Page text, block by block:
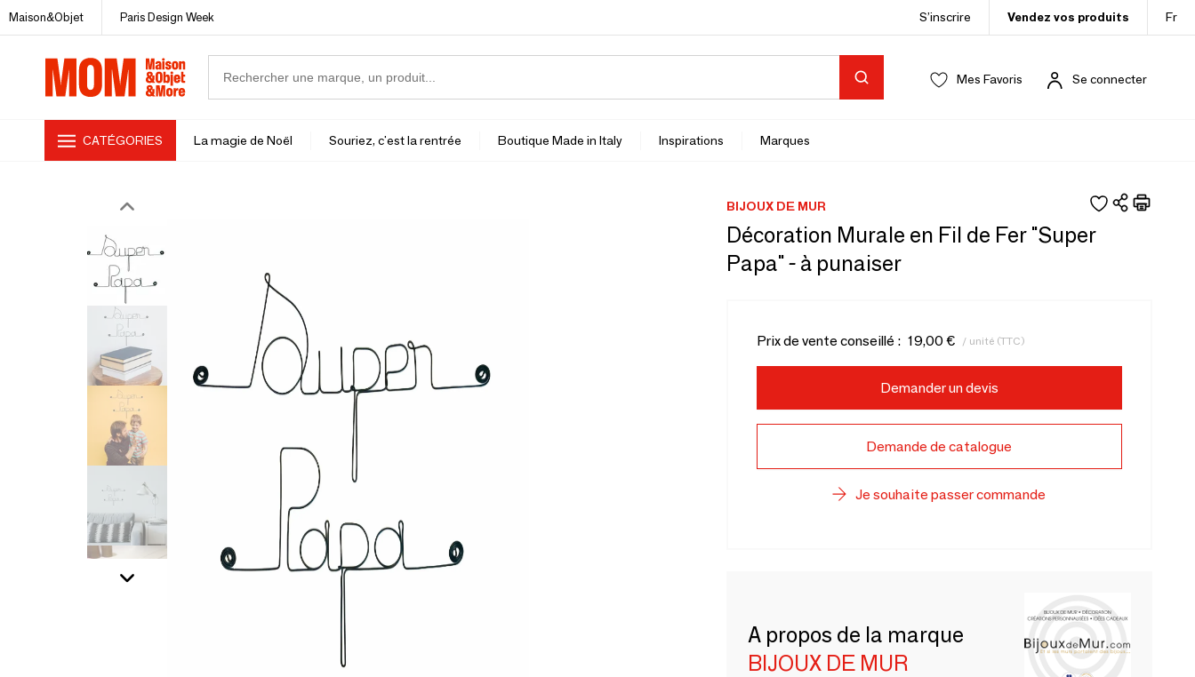
Maison&Objet Paris Design Week S’inscrire Vendez vos produits Fr
Mes Favoris Se connecter
CATÉGORIES La magie de Noël Souriez, c'est la rentrée Boutique Made in Italy Inspirations Marques
BIJOUX DE MUR
Décoration Murale en Fil de Fer "Super
Papa" - à punaiser
Prix de vente conseillé : 19,00 € / unité (TTC)
Demander un devis
Demande de catalogue
Je souhaite passer commande
A propos de la marque
BIJOUX DE MUR